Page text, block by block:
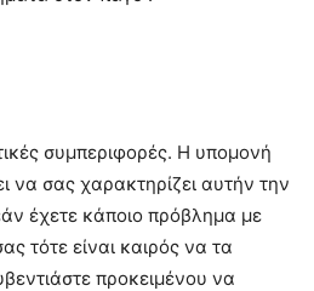
συμπεριφορές. Η υπομονή
να σας χαρακτηρίζει αυτήν την
έχετε κάποιο πρόβλημα με
τότε είναι καιρός να τα
προκειμένου να